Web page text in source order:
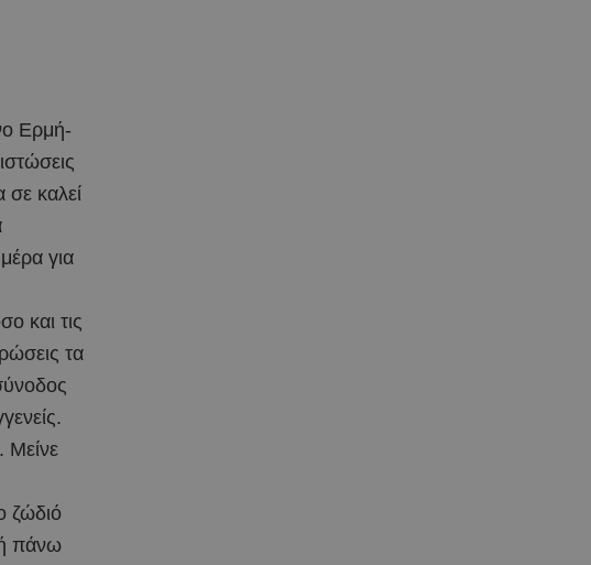
Ερμή-
καλεί
για
και τις
τα
Μείνε
ζώδιό
πάνω